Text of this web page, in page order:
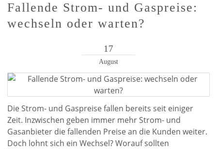
Fallende Strom- und Gaspreise:
wechseln oder warten?
17
August
Die Strom- und Gaspreise fallen bereits seit einiger
Zeit. Inzwischen geben immer mehr Strom- und
Gasanbieter die fallenden Preise an die Kunden weiter.
Doch lohnt sich ein Wechsel? Worauf sollten